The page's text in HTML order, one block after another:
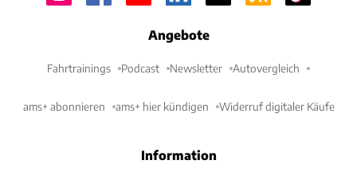
Angebote
Fahrtrainings Podcast Newsletter Autovergleich
ams+ abonnieren ams+ hier kündigen Widerruf digitaler Käufe
Information